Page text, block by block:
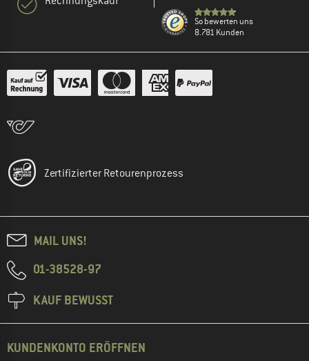
So bewerten uns
8.781 Kunden
Zertifizierter Retourenprozess
MAIL UNS!
01-38528-97
KAUF BEWUSST
KUNDENKONTO ERÖFFNEN